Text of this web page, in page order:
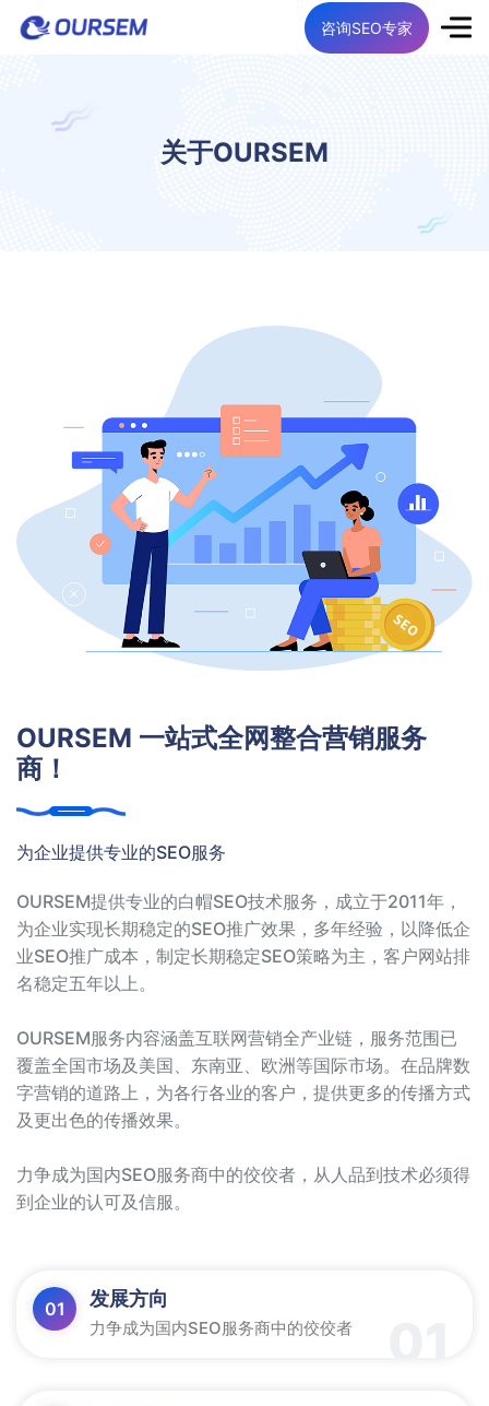
咨询SEO专家
关于OURSEM
OURSEM 一站式全网整合营销服务
商！
为企业提供专业的SEO服务
OURSEM提供专业的白帽SEO技术服务，成立于2011年，
为企业实现长期稳定的SEO推广效果，多年经验，以降低企
业SEO推广成本，制定长期稳定SEO策略为主，客户网站排
名稳定五年以上。
OURSEM服务内容涵盖互联网营销全产业链，服务范围已
覆盖全国市场及美国、东南亚、欧洲等国际市场。在品牌数
字营销的道路上，为各行各业的客户，提供更多的传播方式
及更出色的传播效果。
力争成为国内SEO服务商中的佼佼者，从人品到技术必须得
到企业的认可及信服。
01 发展方向
力争成为国内SEO服务商中的佼佼者